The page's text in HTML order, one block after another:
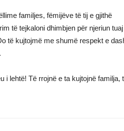
familjes, fëmijëve të tij e gjithë
të tejkaloni dhimbjen për njeriun
të kujtojmë me shumë respekt e
i lehtë! Të rrojnë e ta kujtojnë familja,